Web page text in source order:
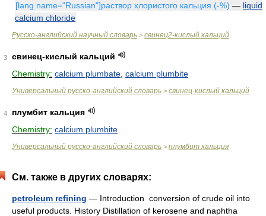
[lang name="Russian"]раствор хлористого кальция (-%) — liquid
calcium chloride
Русско-английский научный словарь > свинец2-кислый кальций
3
свинец-кислый кальций
Chemistry: calcium plumbate calcium plumbite
Универсальный русско-английский словарь > свинец-кислый кальций
4
плумбит кальция
Chemistry: calcium plumbite
Универсальный русско-английский словарь > плумбит кальция
См. также в других словарях:
petroleum refining — Introduction conversion of crude oil into
useful products. History Distillation of kerosene and naphtha